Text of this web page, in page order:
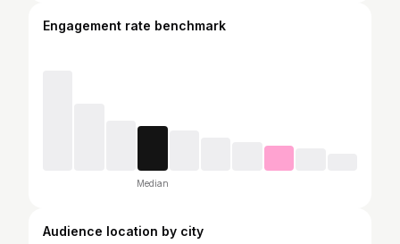
Engagement rate benchmark
Median
Audience location by city